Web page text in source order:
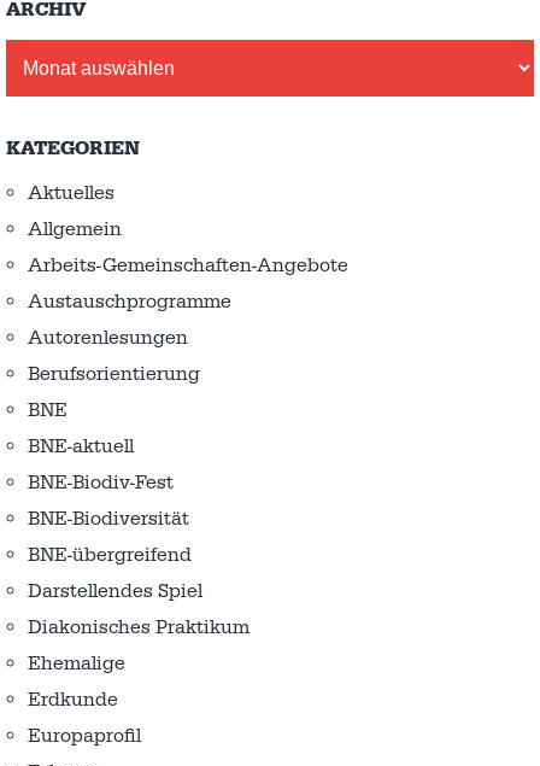
ARCHIV
KATEGORIEN
Aktuelles
Allgemein
Arbeits-Gemeinschaften-Angebote
Austausch­programme
Autorenlesungen
Berufsorientierung
BNE
BNE-aktuell
BNE-Biodiv-Fest
BNE-Biodiversität
BNE-übergreifend
Darstellendes Spiel
Diakonisches Praktikum
Ehemalige
Erdkunde
Europaprofil